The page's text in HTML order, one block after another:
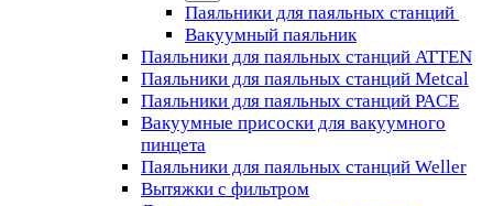
Паяльники для паяльных станций
Вакуумный паяльник
Паяльники для паяльных станций ATTEN
Паяльники для паяльных станций Metcal
Паяльники для паяльных станций PACE
Вакуумные присоски для вакуумного
пинцета
Паяльники для паяльных станций Weller
Вытяжки с фильтром